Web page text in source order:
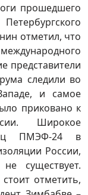
прошедшего
отметил, что
представители
следили во
и самое
приковано к
Широкое
ПМЭФ-24 в
России,
существует.
отметить,